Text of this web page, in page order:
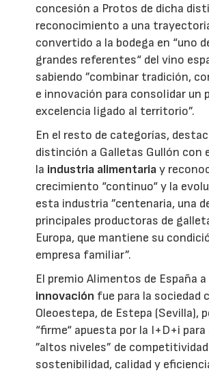
concesión a Protos de dicha
reconocimiento a una
convertido a la bodega en “uno
grandes referentes“ del vino
sabiendo ”combinar tradición,
e innovación para consolidar un
excelencia ligado al territorio”.
En el resto de categorías,
distinción a Galletas Gullón con
la industria alimentariay
crecimiento “continuo“ y la
esta industria ”centenaria, una
principales productoras de
Europa, que mantiene su
empresa familiar”.
El premio Alimentos de España a
innovación fue para la sociedad
Oleoestepa, de Estepa (Sevilla),
“firme“ apuesta por la I+D+i
”altos niveles” de
sostenibilidad, calidad y